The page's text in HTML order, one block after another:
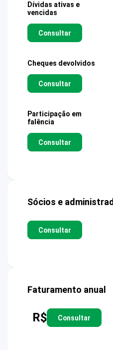
Dívidas ativas e
vencidas
Consultar
Cheques devolvidos
Consultar
Participação em
falência
Consultar
Sócios e
Consultar
Faturamento anual
R$ Consultar